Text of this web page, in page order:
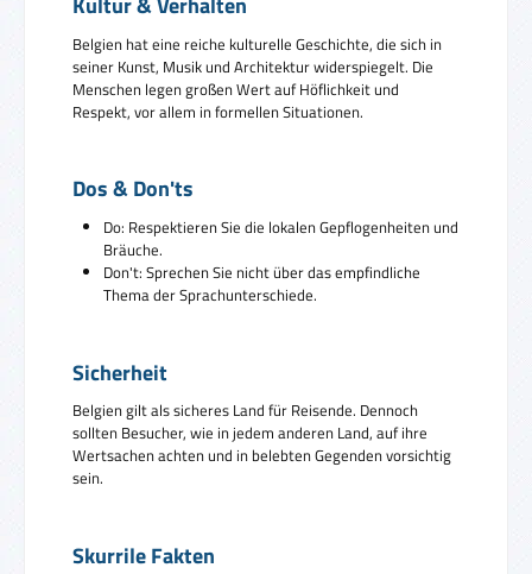
Belgien hat eine reiche kulturelle Geschichte, die sich in
seiner Kunst, Musik und Architektur widerspiegelt. Die
Menschen legen großen Wert auf Höflichkeit und
Respekt, vor allem in formellen Situationen.
Dos & Don'ts
Do: Respektieren Sie die lokalen Gepflogenheiten und
Bräuche.
Don't: Sprechen Sie nicht über das empfindliche
Thema der Sprachunterschiede.
Sicherheit
Belgien gilt als sicheres Land für Reisende. Dennoch
sollten Besucher, wie in jedem anderen Land, auf ihre
Wertsachen achten und in belebten Gegenden vorsichtig
sein.
Skurrile Fakten